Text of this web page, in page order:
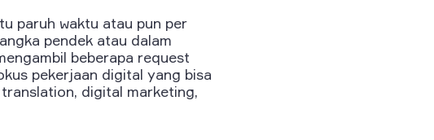
paruh waktu atau pun per
pendek atau dalam
beberapa request
pekerjaan digital yang bisa
digital marketing,